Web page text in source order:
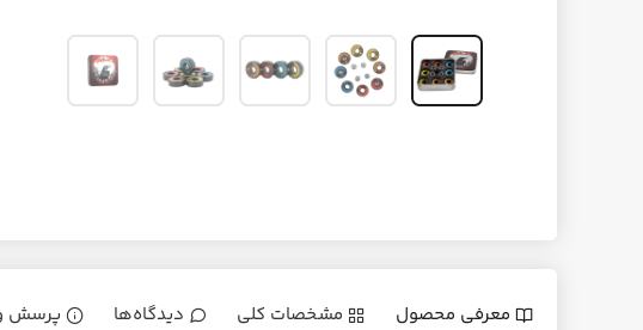
معرفی محصول مشخصات کلی دیدگاه‌ها پرسش